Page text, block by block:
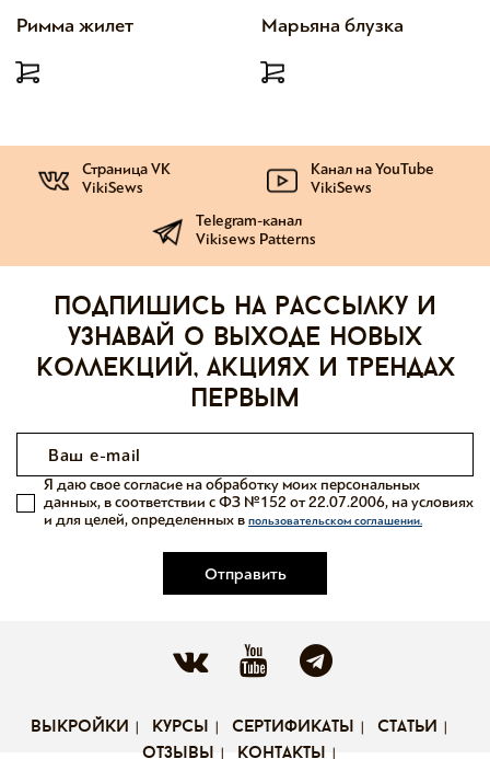
Римма жилет Марьяна блузка
Страница VK
VikiSews
Канал на YouTube
VikiSews
Telegram-канал
Vikisews Patterns
Подпишись на рассылку и
узнавай о выходе новых
коллекций, акциях и трендах
первым
Отправить
Я даю свое согласие на обработку моих персональных
данных, в соответствии с ФЗ №152 от 22.07.2006, на условиях
и для целей, определенных в пользовательском соглашении.
выкройки курсы сертификаты
статьи
отзывы
контакты